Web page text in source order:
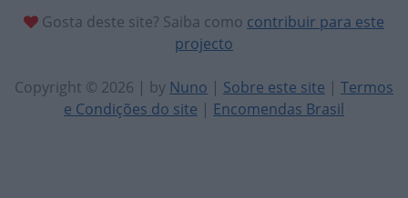
Gosta deste site? Saiba como contribuir para este
projecto
Copyright © 2026 | by Nuno | Sobre este site | Termos
e Condições do site | Encomendas Brasil